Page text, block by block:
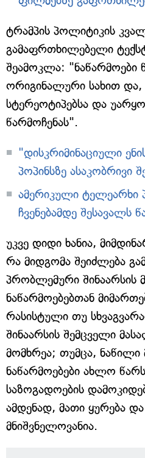
ტრამპის პოლიტიკის
გამაფრთხილებელი
შეამოკლა: "ნაწარმოები
ორიგინალური სახით და,
სტერეოტიპებსა და
წარმოჩენას".
"დისკრიმინაციული
პოპინსზე ასაკობრივი
ამერიკული
ჩვენებამდე შესავალს
უკვე დიდი ხანია,
რა მიდგომა შეიძლება
პრობლემური შინაარსის
ნაწარმოებებთან
რასისტული თუ
შინაარსის შემცველი
მომხრეა; თუმცა, ნაწილი
ნაწარმოებები ახლო
საზოგადოების
ამდენად, მათი ყურება
მნიშვნელოვანია.